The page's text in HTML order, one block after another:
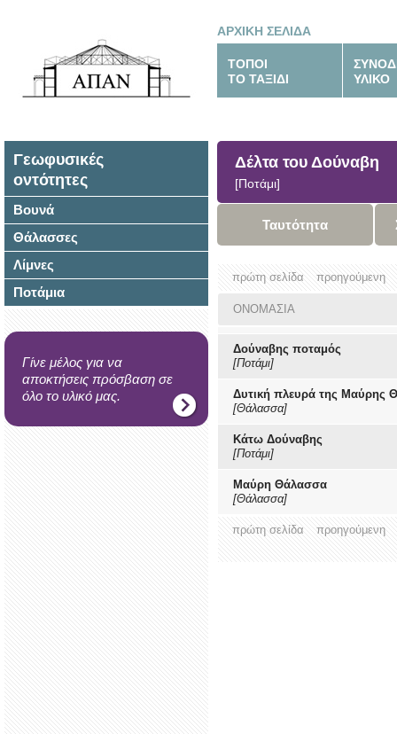
ΑΡΧΙΚΗ ΣΕΛΙΔΑ
ΤΟΠΟΙ
ΤΟ ΤΑΞΙΔΙ
ΥΛΙΚΟ
Γεωφυσικές
οντότητες
Βουνά
Θάλασσες
Λίμνες
Ποτάμια
Γίνε μέλος για να
αποκτήσεις πρόσβαση σε
όλο το υλικό μας.
Δέλτα του Δούναβη
[Ποτάμι]
Ταυτότητα
πρώτη σελίδα προηγούμενη
ΟΝΟΜΑΣΙΑ
Δούναβης ποταμός
[Ποτάμι]
Δυτική πλευρά της Μαύρης
[Θάλασσα]
Κάτω Δούναβης
[Ποτάμι]
Μαύρη Θάλασσα
[Θάλασσα]
πρώτη σελίδα προηγούμενη